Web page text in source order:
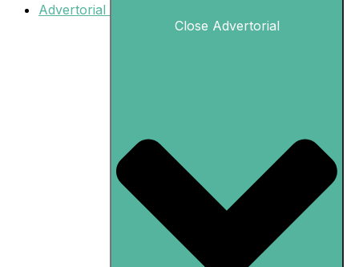
Advertorial
Close Advertorial